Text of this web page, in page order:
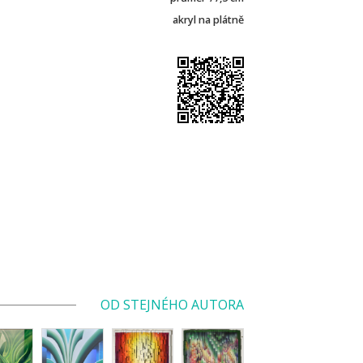
akryl na plátně
OD STEJNÉHO AUTORA